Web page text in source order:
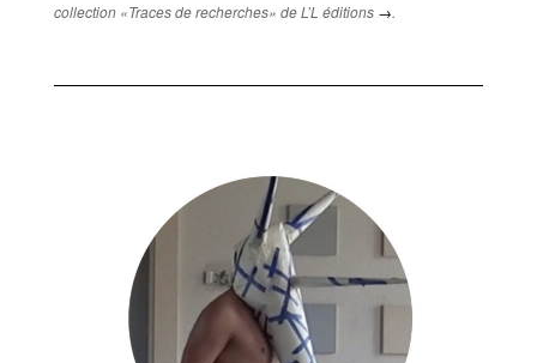
collection «Traces de recherches» de L’L éditions →.